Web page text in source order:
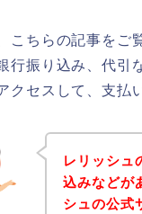
こちらの記事をご
行振り込み、代引
クセスして、支払
レリッシュ
込みなどが
シュの公式